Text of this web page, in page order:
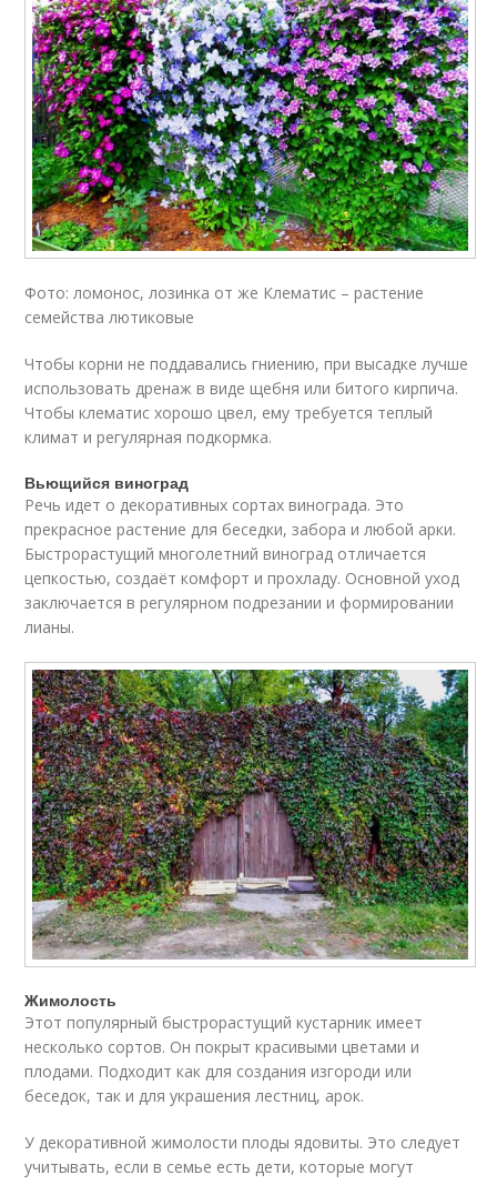
Фото: ломонос, лозинка от же Клематис – растение
семейства лютиковые
Чтобы корни не поддавались гниению, при высадке лучше
использовать дренаж в виде щебня или битого кирпича.
Чтобы клематис хорошо цвел, ему требуется теплый
климат и регулярная подкормка.
Вьющийся виноград
Речь идет о декоративных сортах винограда. Это
прекрасное растение для беседки, забора и любой арки.
Быстрорастущий многолетний виноград отличается
цепкостью, создаёт комфорт и прохладу. Основной уход
заключается в регулярном подрезании и формировании
лианы.
Жимолость
Этот популярный быстрорастущий кустарник имеет
несколько сортов. Он покрыт красивыми цветами и
плодами. Подходит как для создания изгороди или
беседок, так и для украшения лестниц, арок.
У декоративной жимолости плоды ядовиты. Это следует
учитывать, если в семье есть дети, которые могут